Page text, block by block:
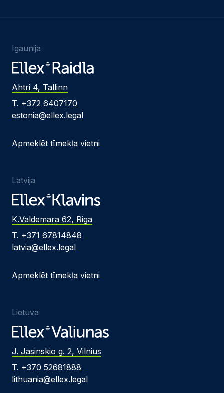
Igaunija
Ahtri 4, Tallinn
T. +372 6407170
estonia@ellex.legal
Apmeklēt tīmekļa vietni
Latvija
K.Valdemara 62, Riga
T. +371 67814848
latvia@ellex.legal
Apmeklēt tīmekļa vietni
Lietuva
J. Jasinskio g. 2, Vilnius
T. +370 52681888
lithuania@ellex.legal